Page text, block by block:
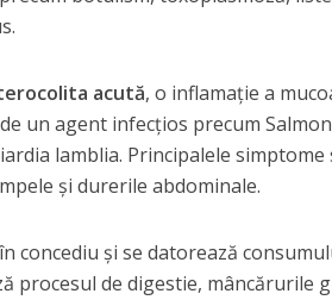
acută, o inflamaţie a
un agent infecţios precum
lamblia. Principalele simptome
şi durerile abdominale.
concediu şi se datorează
procesul de digestie, mâncărurile